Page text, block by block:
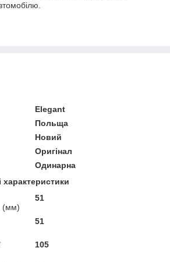
Elegant
Польща
Новий
Оригінал
Одинарна
(мм)
51
51
105